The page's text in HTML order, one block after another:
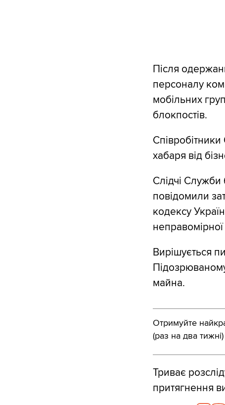
Після
персоналу
мобільних
блокпостів.
хабаря від
Слідчі
повідомили
кодексу
Вирішується
майна.
Отримуйте
(раз на два тижні)
Триває
притягнення